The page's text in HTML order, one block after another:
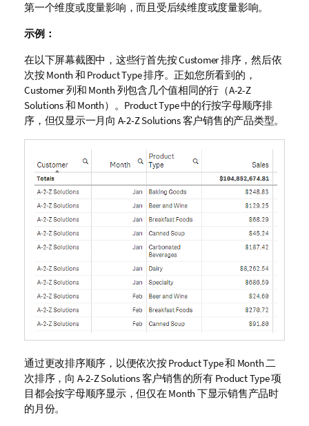
第一个维度或度量影响，而且受后续维度或度量影响。
示例：
在以下屏幕截图中，这些行首先按Customer排序，然后依
次按Month 和 Product Type排序。正如您所看到的，
Customer列和 Month 列包含几个值相同的行（A-2-Z
Solutions和 Month）。 Product Type中的行按字母顺序排
序，但仅显示一月向 A-2-Z Solutions客户销售的产品类型。
通过更改排序顺序，以便依次按Product Type和 Month 二
次排序，向 A-2-Z Solutions客户销售的所有 Product Type项
目都会按字母顺序显示，但仅在 Month 下显示销售产品时
的月份。